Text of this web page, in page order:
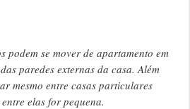
podem se mover de apartamento em
paredes externas da casa. Além
mesmo entre casas particulares
elas for pequena.